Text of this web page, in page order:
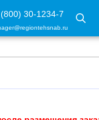
30-1234-7